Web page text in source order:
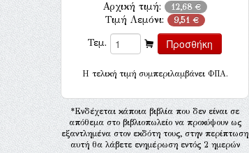
Αρχική τιμή: 12,68 €
Τιμή Λεμόνι: 9,51 €
Τεμ.
H τελική τιμή συμπεριλαμβάνει ΦΠΑ.
*Ενδέχεται κάποια βιβλία που δεν είναι σε
απόθεμα στο βιβλιοπωλείο να προκύψουν ως
εξαντλημένα στον εκδότη τους, στην περίπτωση
αυτή θα λάβετε ενημέρωση εντός 2 ημερών